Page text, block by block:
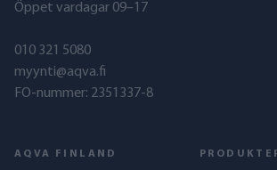
Öppet vardagar 09–17
010 321 5080
myynti@aqva.fi
FO-nummer: 2351337-8
AQVA FINLAND